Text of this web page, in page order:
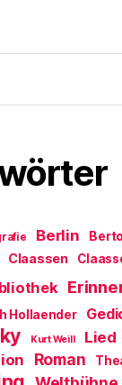
Berlin
Claassen
Hollaender
Kurt Weill Lied
Roman